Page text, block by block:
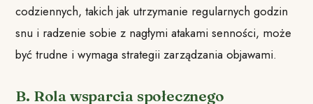
codziennych, takich jak utrzymanie regularnych godzin
snu i radzenie sobie z nagłymi atakami senności, może
być trudne i wymaga strategii zarządzania objawami.
B. Rola wsparcia społecznego